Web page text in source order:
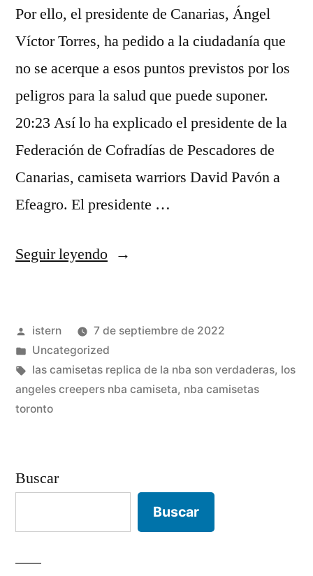
Por ello, el presidente de Canarias, Ángel
Víctor Torres, ha pedido a la ciudadanía que
no se acerque a esos puntos previstos por los
peligros para la salud que puede suponer.
20:23 Así lo ha explicado el presidente de la
Federación de Cofradías de Pescadores de
Canarias, camiseta warriors David Pavón a
Efeagro. El presidente …
Seguir leyendo«cleveland
Publicado
por
istern
7 de septiembre de 2022
Publicado
en
Uncategorized
Etiquetas:
las camisetas replica de la nba son verdaderas, los
angeles creepers nba camiseta, nba camisetas
toronto
Buscar
Buscar